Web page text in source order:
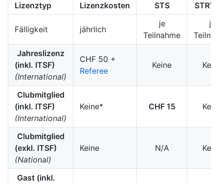
Lizenztyp Lizenzkosten STS STRT
Fälligkeit jährlich
je
Teilnahme
je
Jahreslizenz
(inkl. ITSF)
(International)
CHF 50 +
Referee
Keine
Clubmitglied
(inkl. ITSF)
(International)
Keine* CHF 15
Clubmitglied
(exkl. ITSF)
(National)
Keine N/A
Gast (inkl.